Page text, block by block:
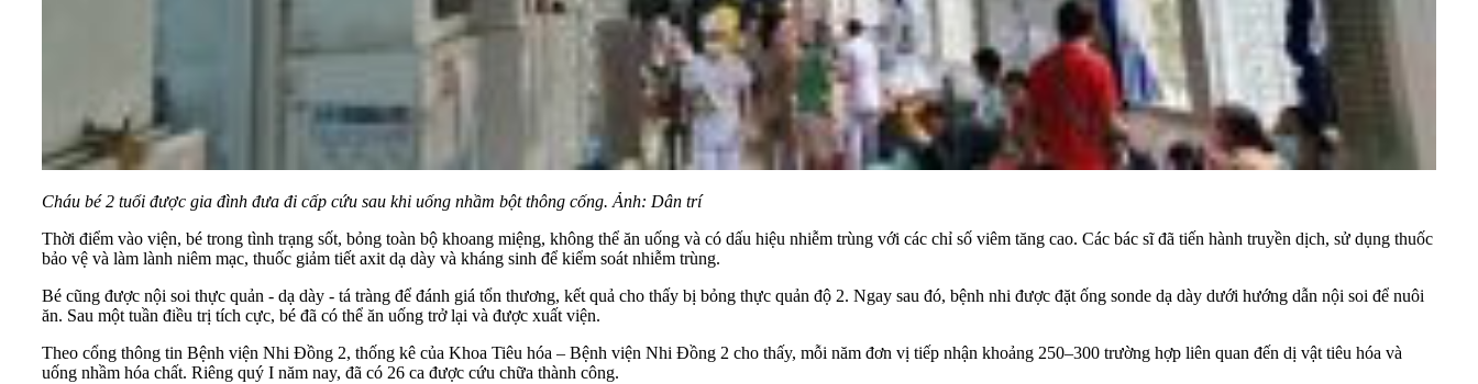
Cháu bé 2 tuổi được gia đình đưa đi cấp cứu sau khi uống nhầm bột thông cống. Ảnh: Dân trí
Thời điểm vào viện, bé trong tình trạng sốt, bỏng toàn bộ khoang miệng, không thể ăn uống và có dấu hiệu nhiễm trùng với các chỉ số viêm tăng cao. Các bác sĩ đã tiến hành truyền dịch, sử dụng thuốc
bảo vệ và làm lành niêm mạc, thuốc giảm tiết axit dạ dày và kháng sinh để kiểm soát nhiễm trùng.
Bé cũng được nội soi thực quản - dạ dày - tá tràng để đánh giá tổn thương, kết quả cho thấy bị bỏng thực quản độ 2. Ngay sau đó, bệnh nhi được đặt ống sonde dạ dày dưới hướng dẫn nội soi để nuôi
ăn. Sau một tuần điều trị tích cực, bé đã có thể ăn uống trở lại và được xuất viện.
Theo cổng thông tin Bệnh viện Nhi Đồng 2, thống kê của Khoa Tiêu hóa – Bệnh viện Nhi Đồng 2 cho thấy, mỗi năm đơn vị tiếp nhận khoảng 250–300 trường hợp liên quan đến dị vật tiêu hóa và
uống nhầm hóa chất. Riêng quý I năm nay, đã có 26 ca được cứu chữa thành công.